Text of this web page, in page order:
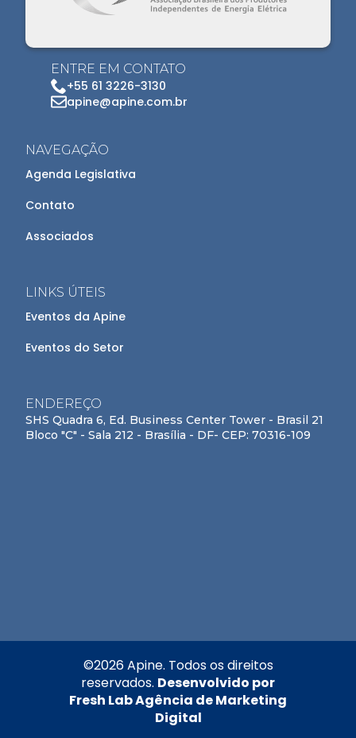
ENTRE EM CONTATO
+55 61 3226-3130
apine@apine.com.br
NAVEGAÇÃO
Agenda Legislativa
Contato
Associados
LINKS ÚTEIS
Eventos da Apine
Eventos do Setor
ENDEREÇO
SHS Quadra 6, Ed. Business Center Tower - Brasil 21
Bloco "C" - Sala 212 - Brasília - DF- CEP: 70316-109
©2026Apine. Todos os direitos
reservados. Desenvolvido por
Fresh Lab Agência de Marketing
Digital